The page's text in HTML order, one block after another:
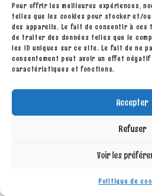
Pour offrir les meilleures expériences,
telles que les cookies pour stocker et/
des appareils. Le fait de consentir à ces
de traiter des données telles que le
les ID uniques sur ce site. Le fait de ne
consentement peut avoir un effet
caractéristiques et fonctions.
Accepter
Refuser
Voir les
Politique de
36x 48 cm (avril 2021)